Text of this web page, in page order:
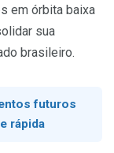
em órbita baixa
sua
brasileiro.
futuros
rápida